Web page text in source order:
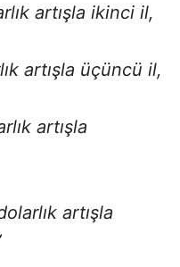
artışla ikinci il,
artışla üçüncü il,
artışla
artışla